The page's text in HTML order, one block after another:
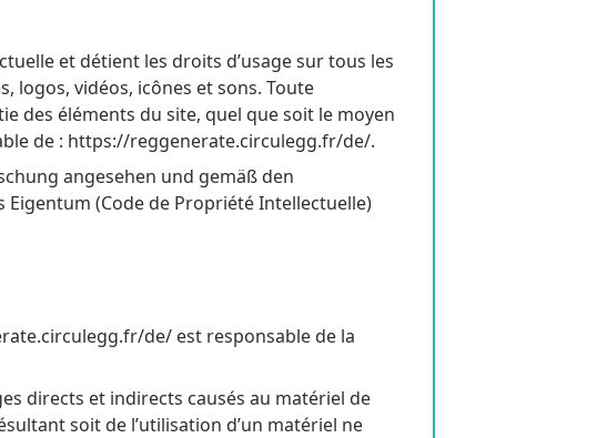
et détient les droits d’usage sur tous les
logos, vidéos, icônes et sons. Toute
des éléments du site, quel que soit le moyen
de : https://reggenerate.circulegg.fr/de/.
angesehen und gemäß den
(Code de Propriété Intellectuelle)
de/ est responsable de la
directs et indirects causés au matériel de
soit de l’utilisation d’un matériel ne